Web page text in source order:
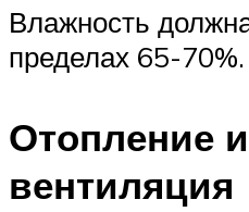
Влажность
пределах 65-70%.
Отопление и
вентиляция